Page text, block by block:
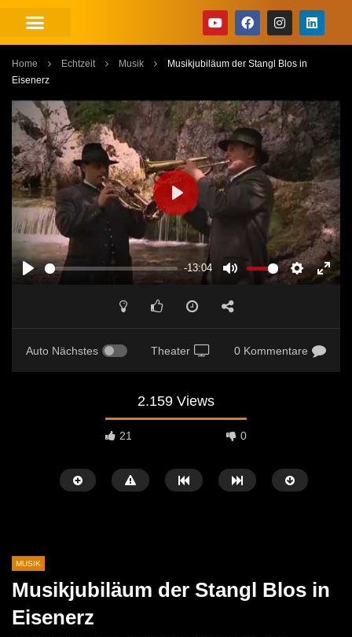
Home Echtzeit Musik
Musikjubiläum der Stangl Blos in
Eisenerz
-13:04
SETTINGS
PLAY
Auto Nächstes Theater 0 Kommentare
2.159 Views
21 0
Später Ansehen
04:29
MUSIK
Musikjubiläum der Stangl Blos in
Eisenerz